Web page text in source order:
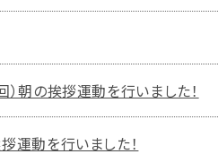
朝の挨拶運動を行いました！
運動を行いました！